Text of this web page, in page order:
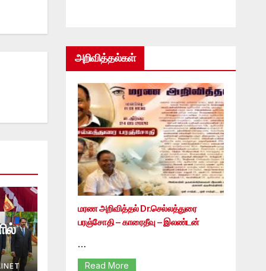
அறிவித்தல்கள்
மரண அறிவித்தல் Dr.செல்லத்துரை
பரஞ்சோதி – காரைதீவு – இலண்டன்
…
Read More